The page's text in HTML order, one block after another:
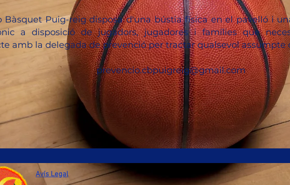
Bàsquet Puig-reig disposa d'una bústia física en el pavelló i
a disposició de jugadors, jugadores i famílies que
amb la delegada de prevenció per tractar qualsevol assumpte
prevencio.cbpuigreig@gmail.com
Avís Legal